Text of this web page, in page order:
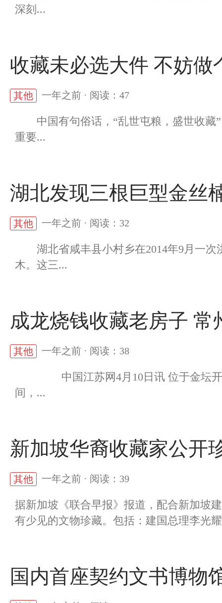
深刻...
收藏未必选大件 不妨做
其他 一年之前 · 阅读：47
中国有句俗话，“乱世屯粮，盛世收藏”
重要...
湖北发现三根巨型金丝
其他 一年之前 · 阅读：32
湖北省咸丰县小村乡在2014年9月一次
木。这三...
成龙烧钱收藏老房子
其他 一年之前 · 阅读：38
中国江苏网4月10日讯 位于金坛开发
间，...
新加坡华裔收藏家公开
其他 一年之前 · 阅读：39
据新加坡《联合早报》报道，配合新加坡
有少见的文物珍藏。包括：建国总理李光
国内首座契约文书博物